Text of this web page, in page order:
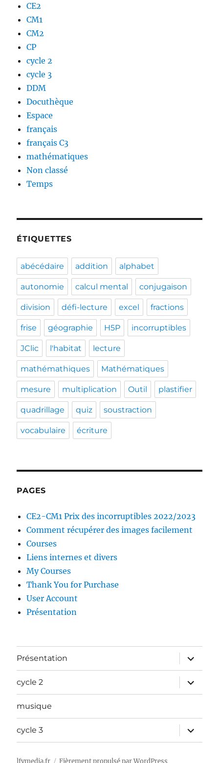
CE2
CM1
CM2
CP
cycle 2
cycle 3
DDM
Docuthèque
Espace
français
français C3
mathématiques
Non classé
Temps
ÉTIQUETTES
abécédaire addition alphabet
autonomie calcul mental conjugaison
division défi-lecture excel fractions
frise géographie H5P incorruptibles
JClic l'habitat lecture
mathémathiques Mathématiques
mesure multiplication Outil plastifier
quadrillage quiz soustraction
vocabulaire écriture
PAGES
CE2-CM1 Prix des incorruptibles 2022/2023
Comment récupérer des images facilement
Courses
Liens internes et divers
My Courses
Thank You for Purchase
User Account
Présentation
Présentation
ouvrir
le
sous-
menu
cycle 2
ouvrir
le
sous-
musique
cycle 3
ouvrir
le
sous-
lfvmedia.fr Fièrement propulsé par WordPress